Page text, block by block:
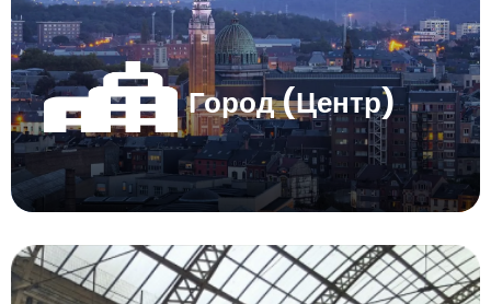
Город (Центр)